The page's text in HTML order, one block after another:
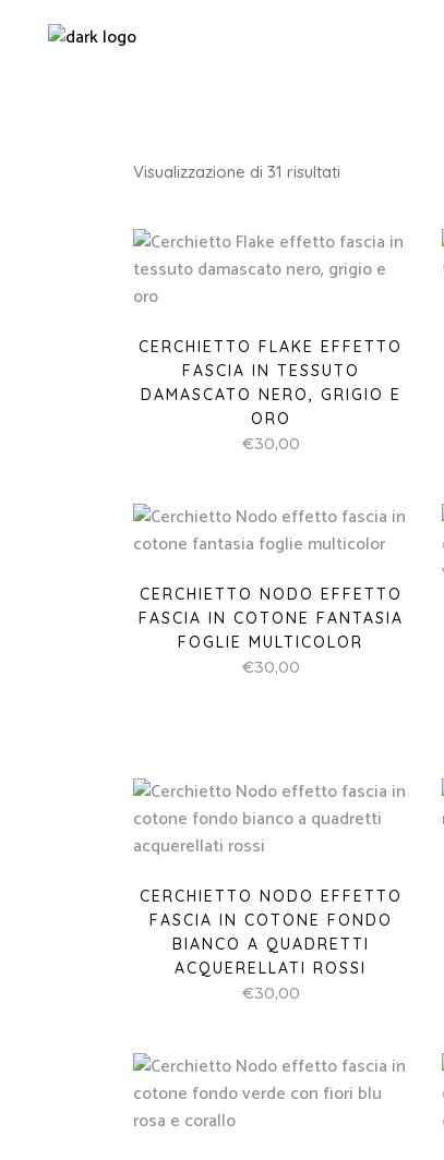
Visualizzazione di 31 risultati
base
più
CERCHIETTO FLAKE EFFETTO
FASCIA IN TESSUTO
DAMASCATO NERO, GRIGIO E
ORO
€30,00
CERCHIETTO NODO EFFETTO
FASCIA IN COTONE FANTASIA
FOGLIE MULTICOLOR
€30,00
CERCHIETTO NODO EFFETTO
FASCIA IN COTONE FONDO
BIANCO A QUADRETTI
ACQUERELLATI ROSSI
€30,00